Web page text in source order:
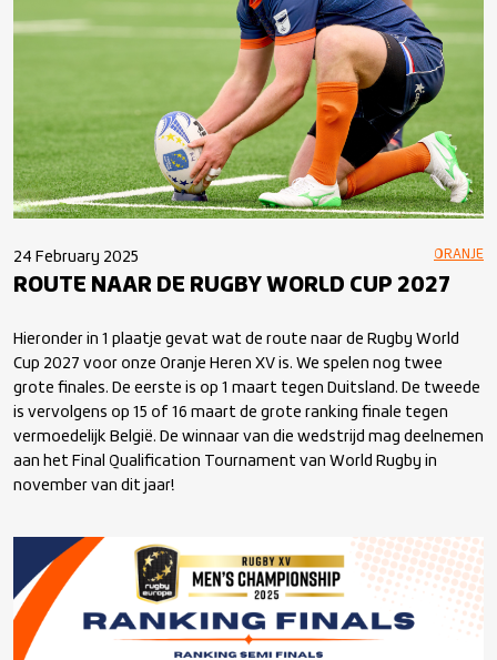
24 February 2025 ORANJE
ROUTE NAAR DE RUGBY WORLD CUP 2027
Hieronder in 1 plaatje gevat wat de route naar de Rugby World
Cup 2027 voor onze Oranje Heren XV is. We spelen nog twee
grote finales. De eerste is op 1 maart tegen Duitsland. De tweede
is vervolgens op 15 of 16 maart de grote ranking finale tegen
vermoedelijk België. De winnaar van die wedstrijd mag deelnemen
aan het Final Qualification Tournament van World Rugby in
november van dit jaar!